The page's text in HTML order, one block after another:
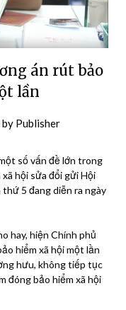
án rút bảo
lần
by Publisher
số vấn đề lớn trong
hội sửa đổi gửi Hội
5 đang diễn ra ngày
hay, hiện Chính phủ
hiểm xã hội một lần
hưu, không tiếp tục
đóng bảo hiểm xã hội